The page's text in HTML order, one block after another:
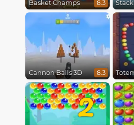
Basket Champs 8.3
Cannon Balls 3D 8.3
2